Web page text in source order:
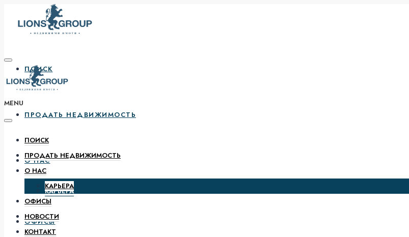
ПОИСК
ПРОДАТЬ НЕДВИЖИМОСТЬ
О НАС
КАРЬЕРА
ОФИСЫ
MENU
ПОИСК
ПРОДАТЬ НЕДВИЖИМОСТЬ
О НАС
КАРЬЕРА
ОФИСЫ
НОВОСТИ
КОНТАКТ